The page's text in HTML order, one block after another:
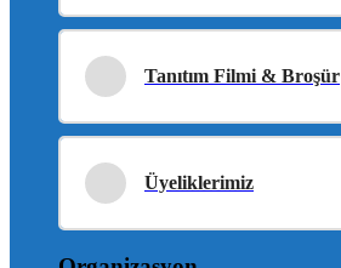
Tanıtım Filmi & Broşür
Üyeliklerimiz